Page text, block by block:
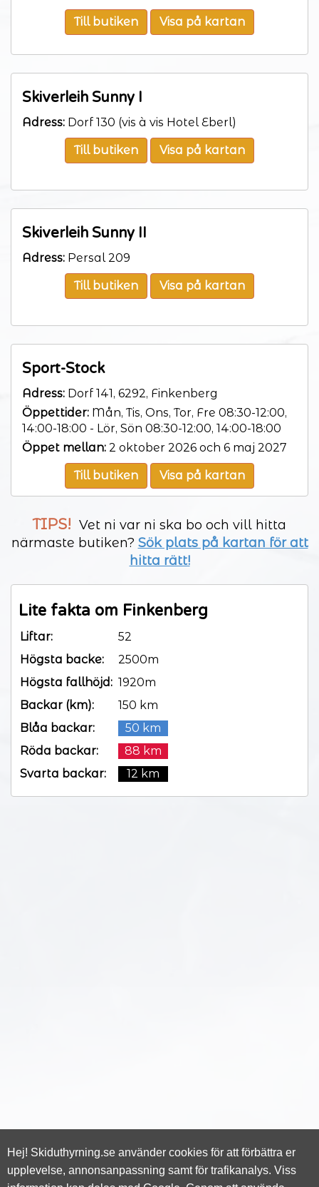
Till butiken Visa på kartan
Skiverleih Sunny I
Adress: Dorf 130 (vis à vis Hotel Eberl)
Till butiken Visa på kartan
Skiverleih Sunny II
Adress: Persal 209
Till butiken Visa på kartan
Sport-Stock
Adress: Dorf 141, 6292, Finkenberg
Öppettider: Mån, Tis, Ons, Tor, Fre 08:30-12:00,
14:00-18:00 - Lör, Sön 08:30-12:00, 14:00-18:00
Öppet mellan: 2 oktober 2026 och 6 maj 2027
Till butiken Visa på kartan
TIPS! Vet ni var ni ska bo och vill hitta
närmaste butiken? Sök plats på kartan för att
hitta rätt!
Lite fakta om Finkenberg
Liftar:
52
Högsta backe:
2500m
Högsta fallhöjd: 1920m
Backar (km):
150 km
Blåa backar:
50 km
Röda backar:
88 km
Svarta backar:
12 km
Hej! Skiduthyrning.se använder cookies för att förbättra er
upplevelse, annonsanpassning samt för trafikanalys. Viss